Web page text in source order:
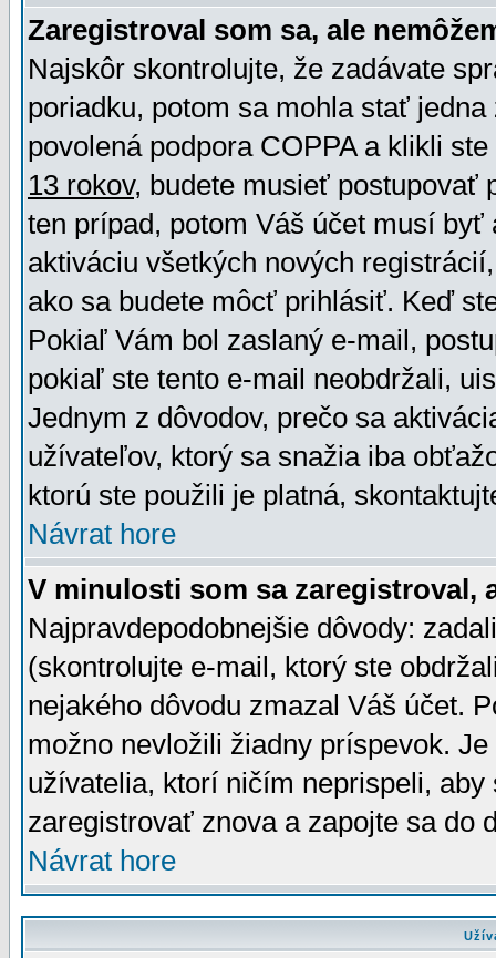
Zaregistroval som sa, ale
Najskôr skontrolujte, že zadávate
poriadku, potom sa mohla stať
povolená podpora COPPA a klikli
13 rokov, budete musieť postupovať
ten prípad, potom Váš účet musí
aktiváciu všetkých nových
ako sa budete môcť prihlásiť. Keď
Pokiaľ Vám bol zaslaný e-mail,
pokiaľ ste tento e-mail neobdržali,
Jednym z dôvodov, prečo sa
užívateľov, ktorý sa snažia iba
ktorú ste použili je platná,
Návrat hore
V minulosti som sa zaregistroval,
Najpravdepodobnejšie dôvody:
(skontrolujte e-mail, ktorý ste
nejakého dôvodu zmazal Váš účet.
možno nevložili žiadny príspevok.
užívatelia, ktorí ničím neprispeli,
zaregistrovať znova a zapojte sa do
Návrat hore